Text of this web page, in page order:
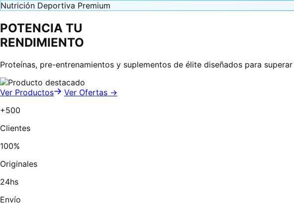
Nutrición Deportiva Premium
POTENCIA TU
RENDIMIENTO
Proteínas, pre-entrenamientos y suplementos de élite diseñados para
Ver Productos
Ver Ofertas →
+500
Clientes
100%
Originales
24hs
Envío